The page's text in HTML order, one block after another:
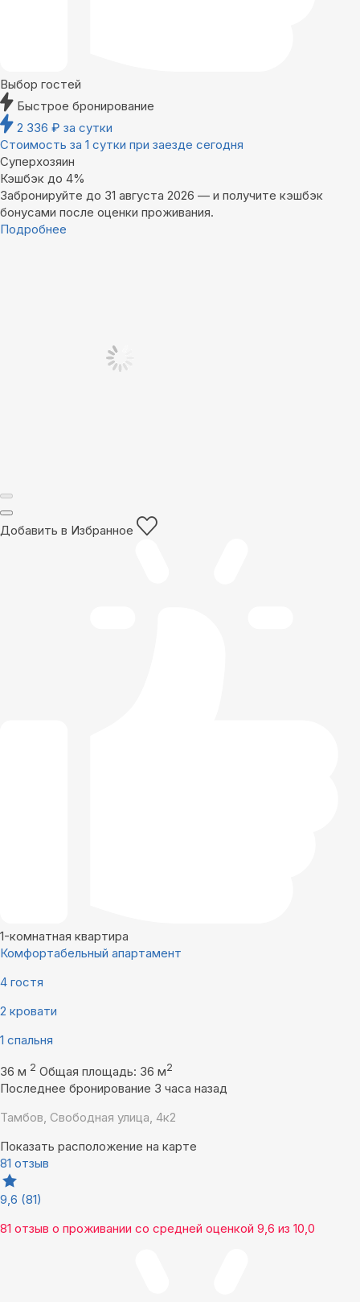
Выбор гостей
Быстрое бронирование
2 336 ₽ за сутки
Стоимость за 1 сутки при заезде сегодня
Суперхозяин
Кэшбэк до 4%
Забронируйте до 31 августа 2026 — и получите кэшбэк
бонусами после оценки проживания.
Подробнее
Добавить в Избранное
1-комнатная квартира
Комфортабельный апартамент
4 гостя
2 кровати
1 спальня
36 м 2 Общая площадь: 36 м2
Последнее бронирование 3 часа назад
Тамбов, Свободная улица, 4к2
Показать расположение на карте
81 отзыв
9,6 (81)
81 отзыв о проживании со средней оценкой 9,6 из 10,0